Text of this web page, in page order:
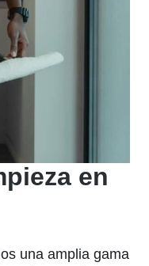
en
una amplia gama